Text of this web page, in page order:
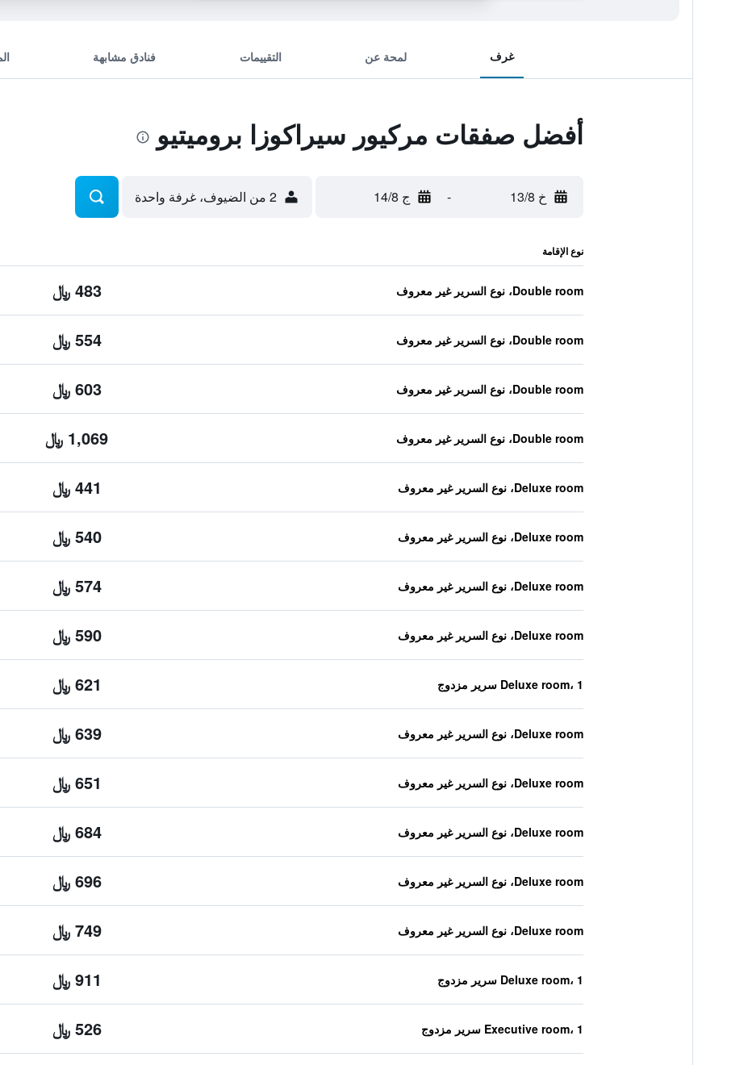
غرف لمحة عن التقييمات فنادق مشابهة
أفضل صفقات مركيور سيراكوزا بروميتيو
خ 13/8 - ج 14/8 2 من الضيوف، غرفة واحدة
نوع الإقامة
Double room، نوع السرير غير معروف 483 ﷼
Double room، نوع السرير غير معروف 554 ﷼
Double room، نوع السرير غير معروف 603 ﷼
Double room، نوع السرير غير معروف 1,069 ﷼
Deluxe room، نوع السرير غير معروف 441 ﷼
Deluxe room، نوع السرير غير معروف 540 ﷼
Deluxe room، نوع السرير غير معروف 574 ﷼
Deluxe room، نوع السرير غير معروف 590 ﷼
Deluxe room، 1 سرير مزدوج 621 ﷼
Deluxe room، نوع السرير غير معروف 639 ﷼
Deluxe room، نوع السرير غير معروف 651 ﷼
Deluxe room، نوع السرير غير معروف 684 ﷼
Deluxe room، نوع السرير غير معروف 696 ﷼
Deluxe room، نوع السرير غير معروف 749 ﷼
Deluxe room، 1 سرير مزدوج 911 ﷼
Executive room، 1 سرير مزدوج 526 ﷼